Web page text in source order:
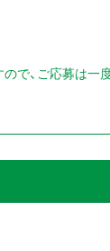
で、ご応募は一